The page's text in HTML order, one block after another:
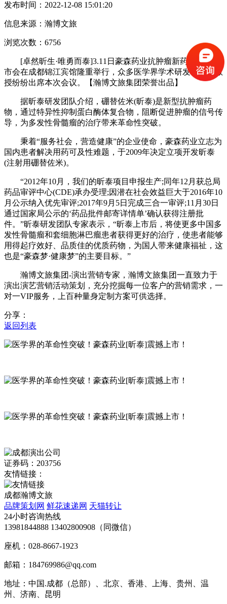
发布时间：2022-12-08 15:01:20
信息来源：瀚博文旅
浏览次数：6756
[卓然昕生·唯勇而泰]3.11日豪森药业抗肿瘤新药[昕泰]上
市会在成都锦江宾馆隆重举行，众多医学界学术研发专家、教
授纷纷出席本次会议。【瀚博文旅集团荣誉出品】
据昕泰研发团队介绍，硼替佐米(昕泰)是新型抗肿瘤药
物，通过特异性抑制蛋白酶体复合物，阻断促进肿瘤的信号传
导，为多发性骨髓瘤的治疗带来革命性突破。
秉着“服务社会，营造健康”的企业使命，豪森药业立志为
国内患者解决用药可及性难题，于2009年决定立项开发昕泰
(注射用硼替佐米)。
“2012年10月，我们的昕泰项目申报生产;同年12月获总局
药品审评中心(CDE)承办受理;因潜在社会效益巨大于2016年10
月公示纳入优先审评;2017年9月5日完成三合一审评;11月30日
通过国家局公示的‘药品批件邮寄详情单’确认获得注册批
件。”昕泰研发团队专家表示，“昕泰上市后，将使更多中国多
发性骨髓瘤和套细胞淋巴瘤患者获得更好的治疗，使患者能够
用得起疗效好、品质佳的优质药物，为国人带来健康福祉，这
也是“豪森梦·健康梦”的主要目标。”
瀚博文旅集团-演出营销专家，瀚博文旅集团一直致力于
演出演艺营销活动策划，充分挖掘每一位客户的营销需求，一
对一VIP服务，上百种量身定制方案可供选择。
分享：
返回列表
证券码：203756
友情链接：
成都瀚博文旅
品牌策划网 鲜花速递网 天猫转让
24小时咨询热线
13981844888 13402800908（同微信）
座机：028-8667-1923
邮箱：184769986@qq.com
地址：中国.成都（总部）、北京、香港、上海、贵州、温
州、济南、昆明